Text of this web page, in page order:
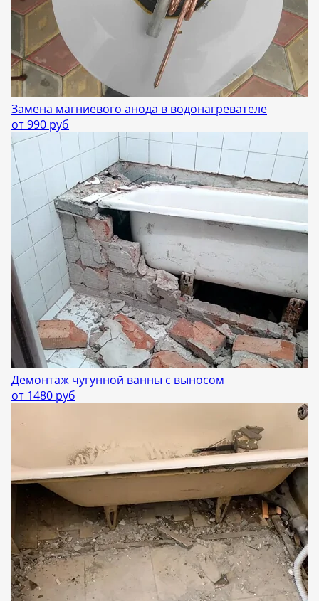
Замена магниевого анода в водонагревателе
от 990 руб
Демонтаж чугунной ванны с выносом
от 1480 руб